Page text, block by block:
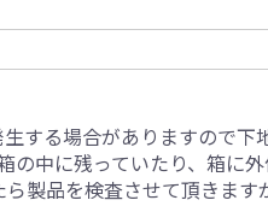
する場合がありますので下
の中に残っていたり、箱に
製品を検査させて頂きます